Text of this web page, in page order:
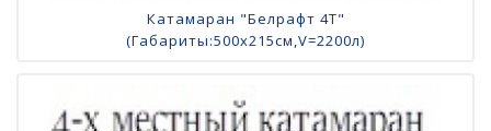
Катамаран "Белрафт 4Т"
(Габариты:500х215см,V=2200л)